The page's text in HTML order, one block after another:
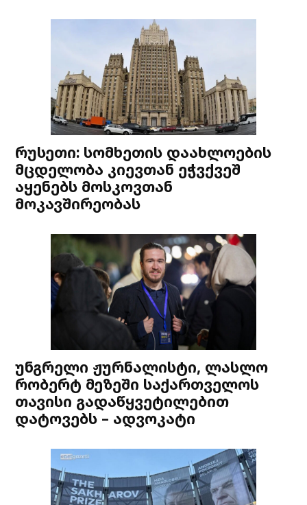
რუსეთი: სომხეთის დაახლოების
მცდელობა კიევთან ეჭვქვეშ
აყენებს მოსკოვთან
მოკავშირეობას
უნგრელი ჟურნალისტი, ლასლო
რობერტ მეზეში საქართველოს
თავისი გადაწყვეტილებით
დატოვებს – ადვოკატი